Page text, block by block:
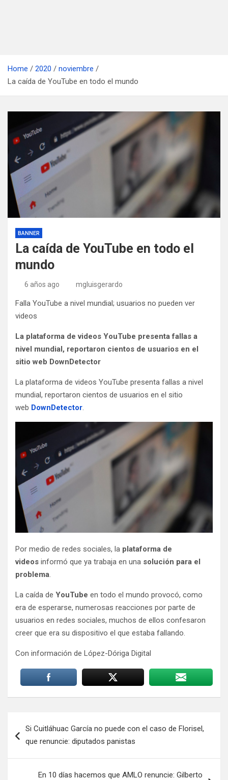
Home 2020
noviembre
La caída de YouTube en todo el mundo
BANNER
La caída de YouTube en todo el
mundo
6 años ago mgluisgerardo
Falla YouTube a nivel mundial; usuarios no pueden ver
videos
La plataforma de videos YouTube presenta fallas a
nivel mundial, reportaron cientos de usuarios en el
sitio web DownDetector
La plataforma de videos YouTube presenta fallas a nivel
mundial, reportaron cientos de usuarios en el sitio
web DownDetector.
Por medio de redes sociales, la plataforma de
videos informó que ya trabaja en una solución para el
problema.
La caída de YouTube en todo el mundo provocó, como
era de esperarse, numerosas reacciones por parte de
usuarios en redes sociales, muchos de ellos confesaron
creer que era su dispositivo el que estaba fallando.
Con información de López-Dóriga Digital
de
Si Cuitláhuac García no puede con el caso de Florisel,
que renuncie: diputados panistas
En 10 días hacemos que AMLO renuncie: Gilberto